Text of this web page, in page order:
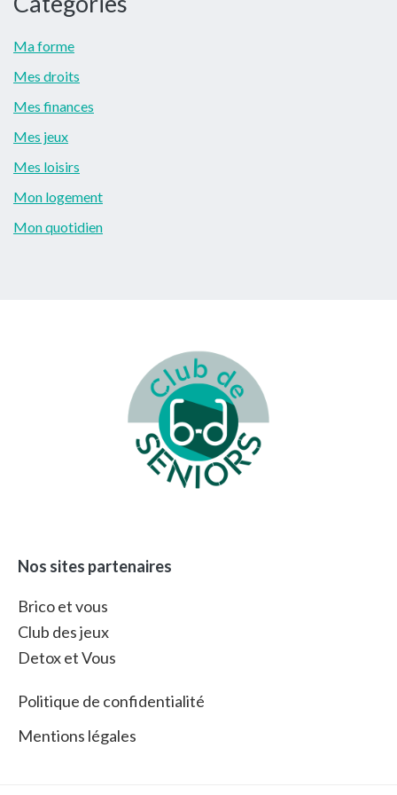
Ma forme
Mes droits
Mes finances
Mes jeux
Mes loisirs
Mon logement
Mon quotidien
Nos sites partenaires
Brico et vous
Club des jeux
Detox et Vous
Politique de confidentialité
Mentions légales